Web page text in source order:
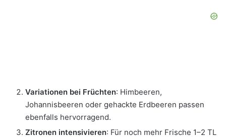
Variationen bei Früchten: Himbeeren,
Johannisbeeren oder gehackte Erdbeeren passen
ebenfalls hervorragend.
Zitronen intensivieren: Für noch mehr Frische 1–2 TL